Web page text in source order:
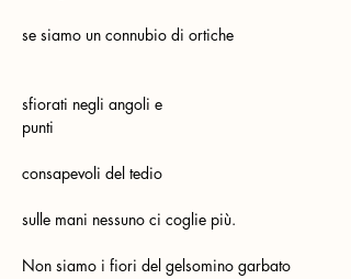
se siamo un connubio di ortiche
sfiorati negli angoli e
punti
consapevoli del tedio
sulle mani nessuno ci coglie più.
Non siamo i fiori del gelsomino garbato